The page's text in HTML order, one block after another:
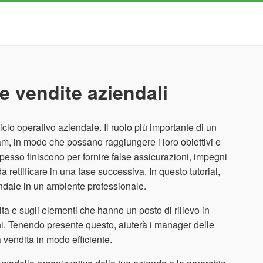
vendite aziendali
operativo aziendale. Il ruolo più importante di un
in modo che possano raggiungere i loro obiettivi e
finiscono per fornire false assicurazioni, impegni
rettificare in una fase successiva. In questo tutorial,
in un ambiente professionale.
e sugli elementi che hanno un posto di rilievo in
presente questo, aiuterà i manager delle
in modo efficiente.